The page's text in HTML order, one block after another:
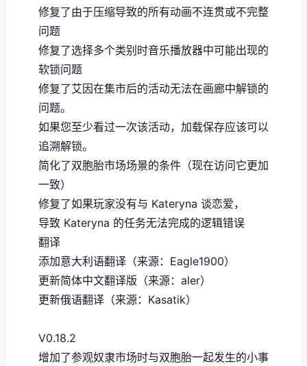
修复了由于压缩导致的所有动画不连贯或不完整
问题
修复了选择多个类别时音乐播放器中可能出现的
软锁问题
修复了艾因在集市后的活动无法在画廊中解锁的
问题。
如果您至少看过一次该活动，加载保存应该可以
追溯解锁。
简化了双胞胎市场场景的条件（现在访问它更加
一致）
修复了如果玩家没有与 Kateryna 谈恋爱，
导致 Kateryna 的任务无法完成的逻辑错误
翻译
添加意大利语翻译（来源：Eagle1900）
更新简体中文翻译版（来源：aler）
更新俄语翻译（来源：Kasatik）
V0.18.2
增加了参观奴隶市场时与双胞胎一起发生的小事